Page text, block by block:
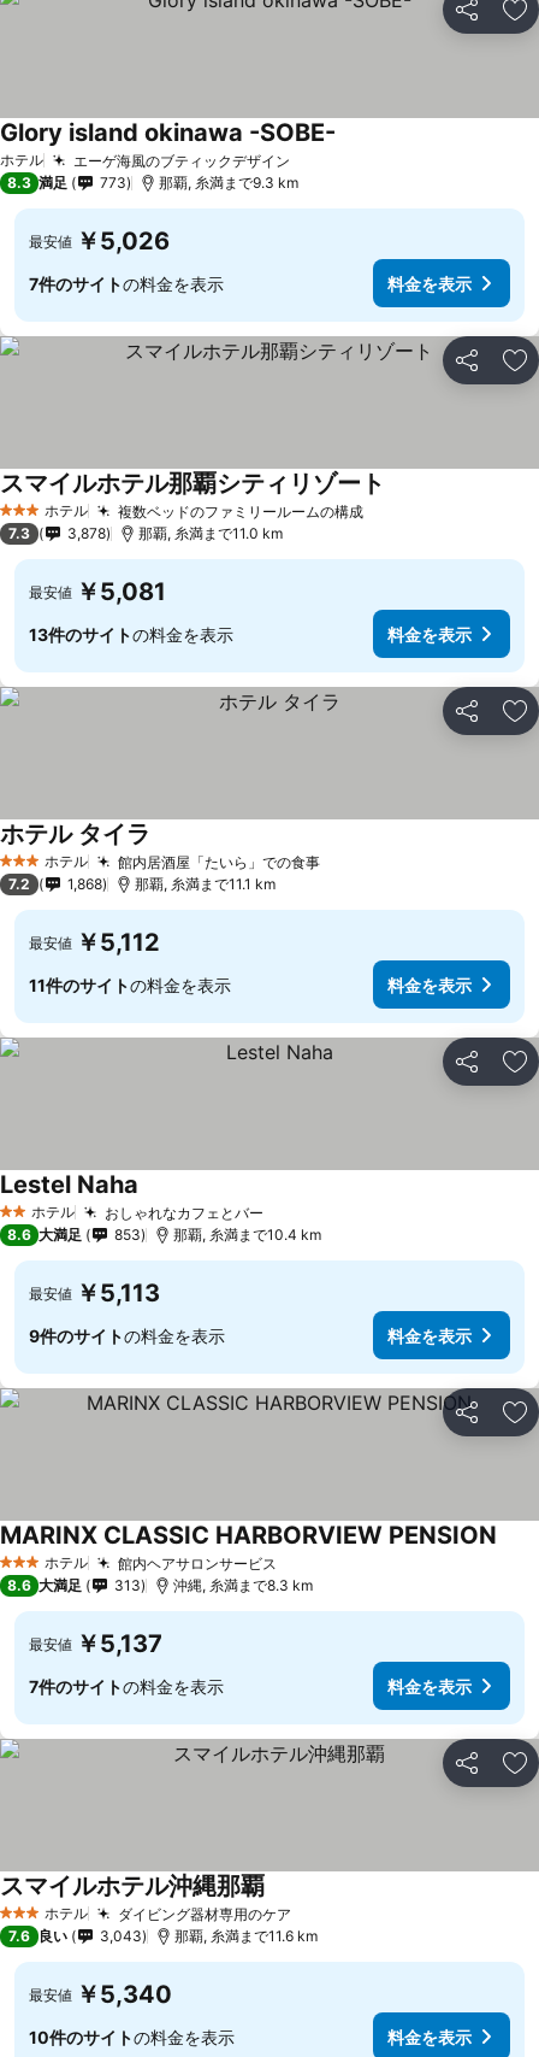
シェア お
ホテル エーゲ海風のブティックデザイン
Glory island okinawa -SOBE-
8.3 満足 773 那覇, 糸満まで9.3 km
最安値 ￥5,026
7件のサイトの料金を表示 料金を表示
シェア お
3 ホテルのランク
ホテル 複数ベッドのファミリールームの構成
スマイルホテル那覇シティリゾート
7.3 3,878 那覇, 糸満まで11.0 km
最安値 ￥5,081
13件のサイトの料金を表示 料金を表示
シェア お
3 ホテルのランク
ホテル 館内居酒屋「たいら」での食事
ホテル タイラ
7.2 1,868 那覇, 糸満まで11.1 km
最安値 ￥5,112
11件のサイトの料金を表示 料金を表示
シェア お
2 ホテルのランク
ホテル おしゃれなカフェとバー
Lestel Naha
8.6 大満足 853 那覇, 糸満まで10.4 km
最安値 ￥5,113
9件のサイトの料金を表示 料金を表示
シェア お
3 ホテルのランク
ホテル 館内ヘアサロンサービス
MARINX CLASSIC HARBORVIEW PENSION
8.6 大満足 313 沖縄, 糸満まで8.3 km
最安値 ￥5,137
7件のサイトの料金を表示 料金を表示
シェア お
3 ホテルのランク
ホテル ダイビング器材専用のケア
スマイルホテル沖縄那覇
7.6 良い 3,043 那覇, 糸満まで11.6 km
最安値 ￥5,340
10件のサイトの料金を表示 料金を表示